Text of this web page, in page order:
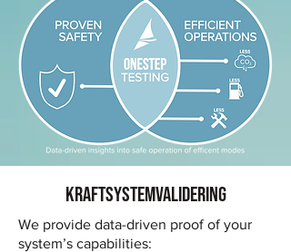
KRAFTSYSTEMVALIDERING
We provide data-driven proof of your
system’s capabilities: